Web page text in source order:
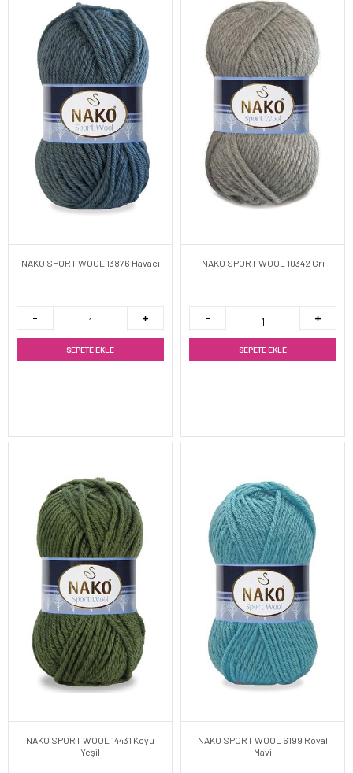
NAKO SPORT WOOL 13876 Havacı
SEPETE EKLE
NAKO SPORT WOOL 10342 Gri
SEPETE EKLE
NAKO SPORT WOOL 14431 Koyu
Yeşil
NAKO SPORT WOOL 6199 Royal
Mavi